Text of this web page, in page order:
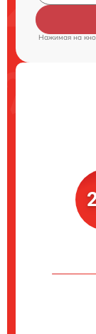
Нажимая на